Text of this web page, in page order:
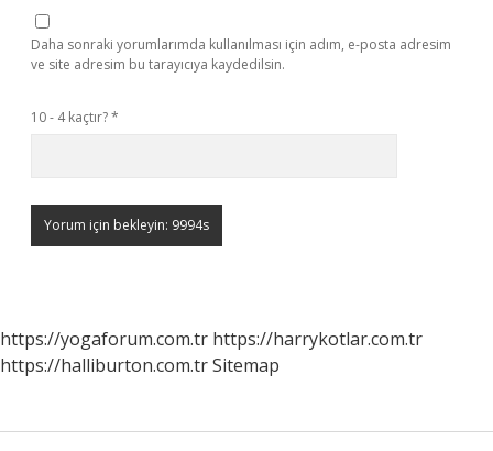
Daha sonraki yorumlarımda kullanılması için adım, e-posta adresim
ve site adresim bu tarayıcıya kaydedilsin.
10 - 4 kaçtır?*
https://yogaforum.com.tr https://harrykotlar.com.tr
https://halliburton.com.trSitemap